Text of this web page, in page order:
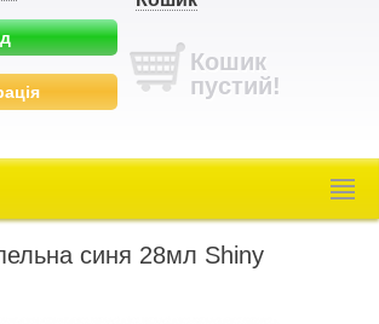
Кошик
пустий!
синя 28мл Shiny